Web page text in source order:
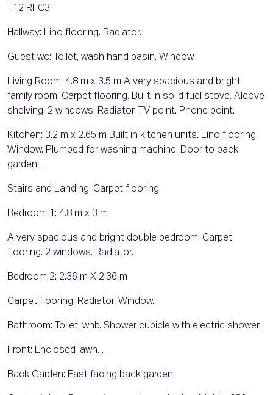
T12 RFC3
Hallway: Lino flooring. Radiator.
Guest wc: Toilet, wash hand basin. Window.
Living Room: 4.8 m x 3.5 m A very spacious and bright
family room. Carpet flooring. Built in solid fuel stove. Alcove
shelving. 2 windows. Radiator. TV point. Phone point.
Kitchen: 3.2 m x 2.65 m Built in kitchen units. Lino flooring.
Window. Plumbed for washing machine. Door to back
garden..
Stairs and Landing: Carpet flooring.
Bedroom 1: 4.8 m x 3 m
A very spacious and bright double bedroom. Carpet
flooring. 2 windows. Radiator.
Bedroom 2: 2.36 m X 2.36 m
Carpet flooring. Radiator. Window.
Bathroom: Toilet, whb. Shower cubicle with electric shower.
Front: Enclosed lawn. .
Back Garden: East facing back garden